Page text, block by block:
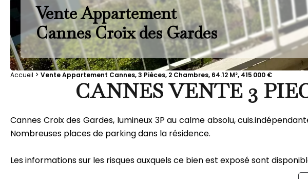
Vente Appartement
Cannes Croix des Gardes
Accueil Vente Appartement Cannes, 3 Pièces, 2 Chambres, 64.12 M², 415 000 €
CANNES VENTE 3
Cannes Croix des Gardes, lumineux 3P au calme absolu,
Nombreuses places de parking dans la résidence.
Les informations sur les risques auxquels ce bien est exposé sont